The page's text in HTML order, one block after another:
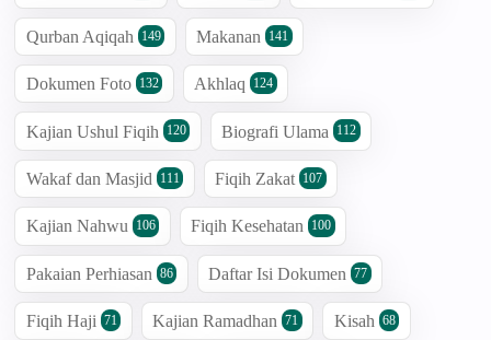
Qurban Aqiqah 149 Makanan 141
Dokumen Foto 132 Akhlaq 124
Kajian Ushul Fiqih 120 Biografi Ulama 112
Wakaf dan Masjid 111 Fiqih Zakat 107
Kajian Nahwu 106 Fiqih Kesehatan 100
Pakaian Perhiasan 86 Daftar Isi Dokumen 77
Fiqih Haji 71 Kajian Ramadhan 71 Kisah 68